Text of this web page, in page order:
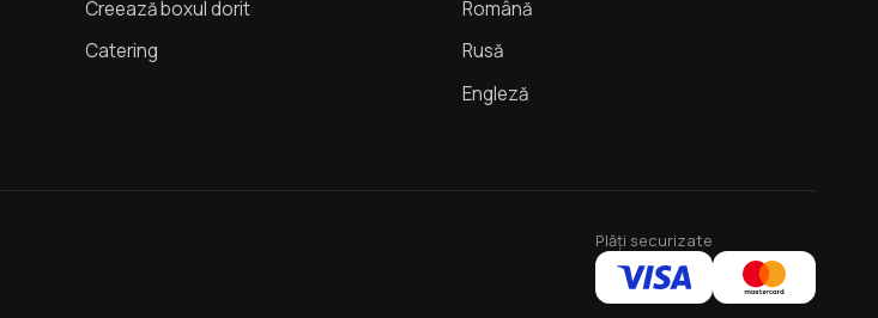
Creează boxul dorit
Catering
Română
Rusă
Engleză
Plăți securizate